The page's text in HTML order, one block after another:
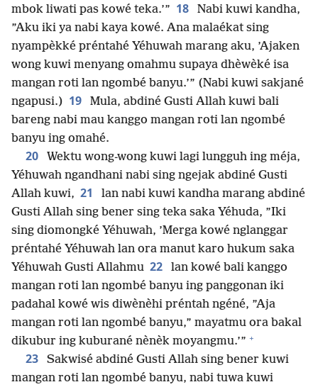
mbok liwati pas kowé teka.’” 18
Nabi kuwi kandha,
”Aku iki ya nabi kaya kowé. Ana malaékat sing
nyampèkké préntahé Yéhuwah marang aku, ’Ajaken
wong kuwi menyang omahmu supaya dhèwèké isa
mangan roti lan ngombé banyu.’” (Nabi kuwi sakjané
ngapusi.) 19
Mula, abdiné Gusti Allah kuwi bali
bareng nabi mau kanggo mangan roti lan ngombé
banyu ing omahé.
20
Wektu wong-wong kuwi lagi lungguh ing méja,
Yéhuwah ngandhani nabi sing ngejak abdiné Gusti
Allah kuwi, 21
lan nabi kuwi kandha marang abdiné
Gusti Allah sing bener sing teka saka Yéhuda, ”Iki
sing diomongké Yéhuwah, ’Merga kowé nglanggar
préntahé Yéhuwah lan ora manut karo hukum saka
Yéhuwah Gusti Allahmu 22
lan kowé bali kanggo
mangan roti lan ngombé banyu ing panggonan iki
padahal kowé wis diwènèhi préntah ngéné, ”Aja
mangan roti lan ngombé banyu,” mayatmu ora bakal
dikubur ing kuburané nènèk moyangmu.’” +
23
Sakwisé abdiné Gusti Allah sing bener kuwi
mangan roti lan ngombé banyu, nabi tuwa kuwi